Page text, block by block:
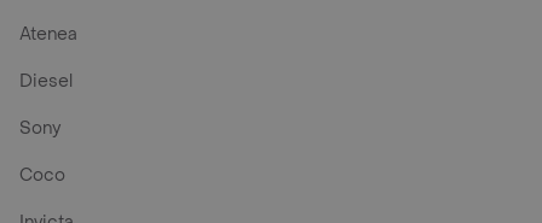
Atenea
Diesel
Sony
Coco